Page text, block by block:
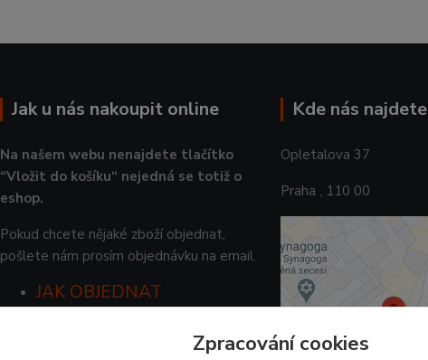
Jak u nás nakoupit online
Na našem webu nenajdete tlačítko
“Vložit do košíku“ nejedná se totiž o
eshop.
Pokud chcete nějaké zboží objednat,
pošlete nám prosím objednávku na email.
JAK OBJEDNAT
Kde nás najdete
Opletalova 37
Praha , 110 00
Zpracování cookies